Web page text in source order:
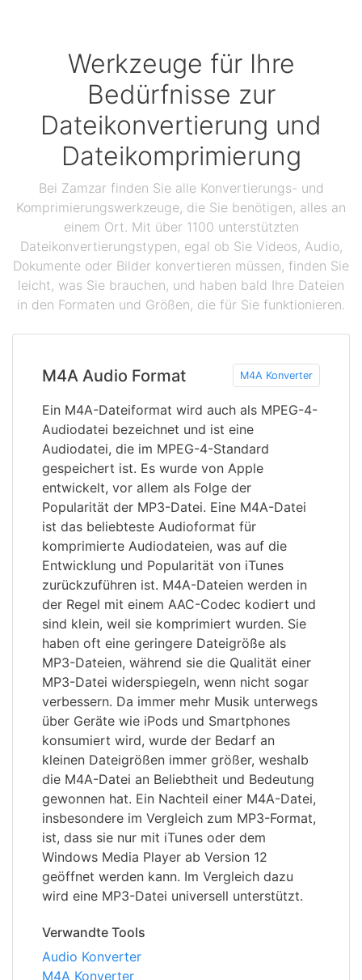
Werkzeuge für Ihre
Bedürfnisse zur
Dateikonvertierung und
Dateikomprimierung
Bei Zamzar finden Sie alle Konvertierungs- und
Komprimierungswerkzeuge, die Sie benötigen, alles an
einem Ort. Mit über 1100 unterstützten
Dateikonvertierungstypen, egal ob Sie Videos, Audio,
Dokumente oder Bilder konvertieren müssen, finden Sie
leicht, was Sie brauchen, und haben bald Ihre Dateien
in den Formaten und Größen, die für Sie funktionieren.
M4A Audio Format M4A Konverter
Ein M4A-Dateiformat wird auch als MPEG-4-
Audiodatei bezeichnet und ist eine
Audiodatei, die im MPEG-4-Standard
gespeichert ist. Es wurde von Apple
entwickelt, vor allem als Folge der
Popularität der MP3-Datei. Eine M4A-Datei
ist das beliebteste Audioformat für
komprimierte Audiodateien, was auf die
Entwicklung und Popularität von iTunes
zurückzuführen ist. M4A-Dateien werden in
der Regel mit einem AAC-Codec kodiert und
sind klein, weil sie komprimiert wurden. Sie
haben oft eine geringere Dateigröße als
MP3-Dateien, während sie die Qualität einer
MP3-Datei widerspiegeln, wenn nicht sogar
verbessern. Da immer mehr Musik unterwegs
über Geräte wie iPods und Smartphones
konsumiert wird, wurde der Bedarf an
kleinen Dateigrößen immer größer, weshalb
die M4A-Datei an Beliebtheit und Bedeutung
gewonnen hat. Ein Nachteil einer M4A-Datei,
insbesondere im Vergleich zum MP3-Format,
ist, dass sie nur mit iTunes oder dem
Windows Media Player ab Version 12
geöffnet werden kann. Im Vergleich dazu
wird eine MP3-Datei universell unterstützt.
Verwandte Tools
Audio Konverter
M4A Konverter